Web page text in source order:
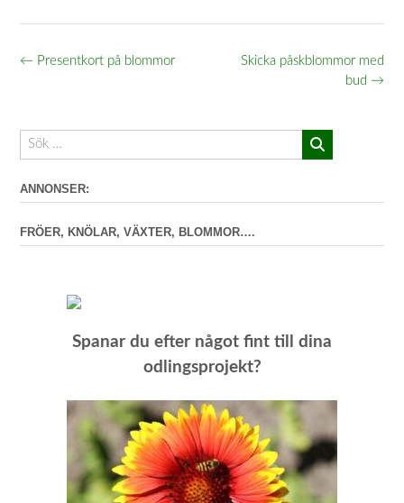
Inläggsnavigering
Skicka påskblommor med
bud →
← Presentkort på blommor
ANNONSER:
FRÖER, KNÖLAR, VÄXTER, BLOMMOR….
Spanar du efter något fint till dina
odlingsprojekt?